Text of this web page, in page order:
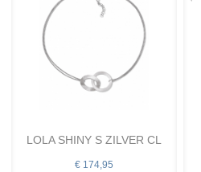
LOLA SHINY S ZILVER CL
€ 174,95